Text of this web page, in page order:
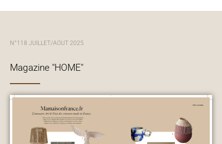
N°118 JUILLET/AOUT 2025
Magazine "HOME"